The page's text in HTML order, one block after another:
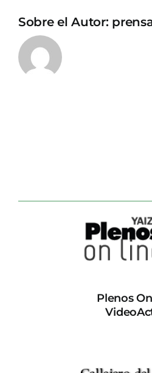
Sobre el Autor:
Plenos